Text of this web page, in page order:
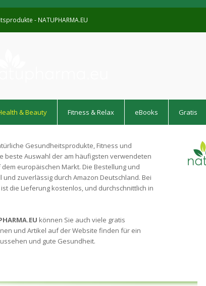
- NATUPHARMA.EU
& Beauty Fitness & Relax eBooks Gratis
Gesundheitsprodukte, Fitness und
beste Auswahl der am häufigsten verwendeten
europäischen Markt. Die Bestellung und
zuverlässig durch Amazon Deutschland. Bei
die Lieferung kostenlos, und durchschnittlich in
können Sie auch viele gratis
und Artikel auf der Website finden für ein
und gute Gesundheit.